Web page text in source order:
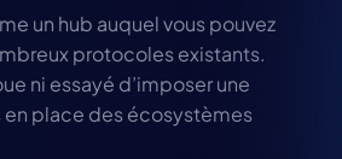
un hub auquel vous pouvez
protocoles existants.
ni essayé d’imposer une
en place des écosystèmes